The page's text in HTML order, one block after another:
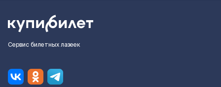
Сервис билетных лазеек